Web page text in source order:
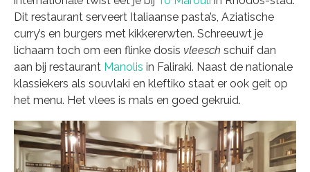
Dit restaurant serveert Italiaanse pasta’s, Aziatische
curry’s en burgers met kikkererwten. Schreeuwt je
lichaam toch om een flinke dosis vleesch schuif dan
aan bij restaurant Manolis in Faliraki. Naast de nationale
klassiekers als souvlaki en kleftiko staat er ook geit op
het menu. Het vlees is mals en goed gekruid.